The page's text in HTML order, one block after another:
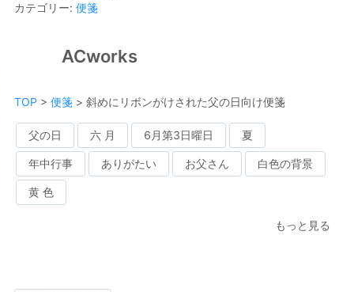
カテゴリー: 便箋
ACworks
TOP > 便箋 > 斜めにリボンがけされた父の日向け便箋
父の日 六 月 6月第3日曜日 夏
年中行事 ありがたい お父さん 白色の背景
黄 色
もっと見る